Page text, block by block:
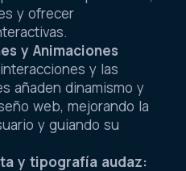
y ofrecer
y Animaciones
y las
añaden dinamismo y
web, mejorando la
y guiando su
y tipografía audaz: